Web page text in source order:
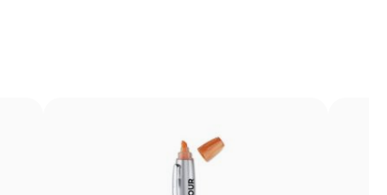
gravure ou la sérigraphie
Peut être moins compétitive sur de grandes séries
avec des designs simples